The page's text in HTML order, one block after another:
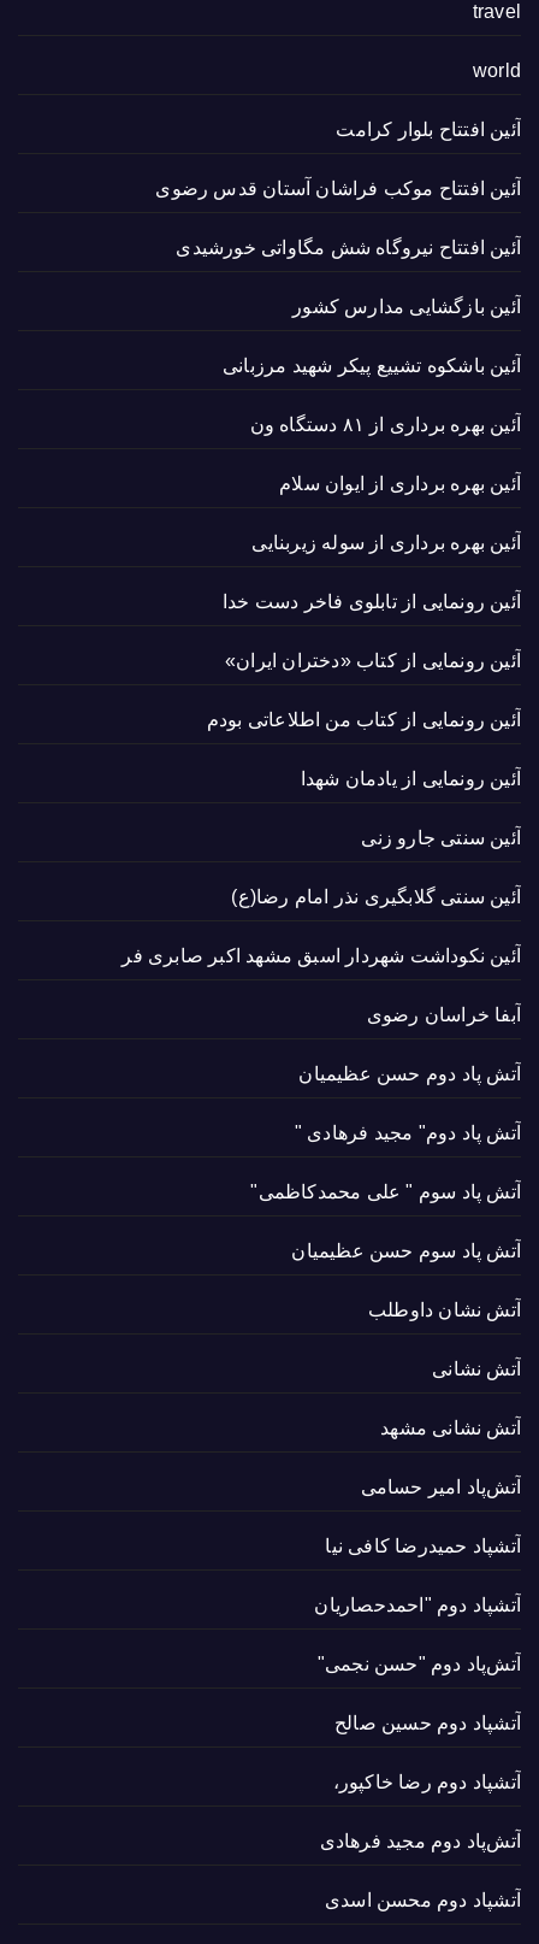
travel
world
آئین افتتاح بلوار کرامت
آئین افتتاح موکب فراشان آستان قدس رضوی
آئین افتتاح نیروگاه شش مگاواتی خورشیدی
آئین بازگشایی مدارس کشور
آئین باشکوه تشییع پیکر شهید مرزبانی
آئین بهره برداری از ۸۱ دستگاه ون
آئین بهره برداری از ایوان سلام
آئین بهره برداری از سوله زیربنایی
آئین رونمایی از تابلوی فاخر دست خدا
آئین رونمایی از کتاب «دختران ایران»
آئین رونمایی از کتاب من اطلاعاتی بودم
آئین رونمایی از یادمان شهدا
آئین سنتی جارو زنی
آئین سنتی گلابگیری نذر امام رضا(ع)
آئین نکوداشت شهردار اسبق مشهد اکبر صابری فر
آبفا خراسان رضوی
آتش پاد دوم حسن عظیمیان
آتش پاد دوم" مجید فرهادی "
آتش پاد سوم " علی محمدکاظمی"
آتش پاد سوم حسن عظیمیان
آتش نشان داوطلب
آتش نشانی
آتش نشانی مشهد
آتش‌پاد امیر حسامی
آتشپاد حميدرضا کافی نیا
آتشپاد دوم "احمدحصاریان
آتش‌پاد دوم "حسن نجمی"
آتشپاد دوم حسین صالح
آتشپاد دوم رضا خاکپور،
آتش‌پاد دوم مجید فرهادی
آتشپاد دوم محسن اسدی